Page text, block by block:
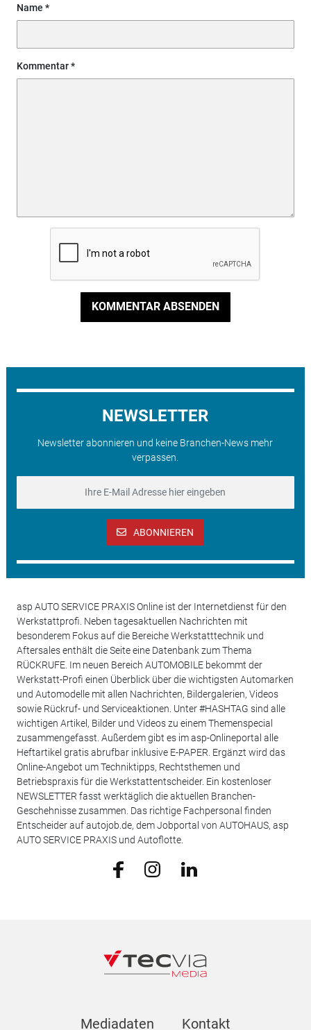
Name
Kommentar
KOMMENTAR ABSENDEN
NEWSLETTER
Newsletter abonnieren und keine Branchen-News mehr
verpassen.
ABONNIEREN
asp AUTO SERVICE PRAXIS Online ist der Internetdienst für den
Werkstattprofi. Neben tagesaktuellen Nachrichten mit
besonderem Fokus auf die Bereiche Werkstatttechnik und
Aftersales enthält die Seite eine Datenbank zum Thema
RÜCKRUFE. Im neuen Bereich AUTOMOBILE bekommt der
Werkstatt-Profi einen Überblick über die wichtigsten Automarken
und Automodelle mit allen Nachrichten, Bildergalerien, Videos
sowie Rückruf- und Serviceaktionen. Unter #HASHTAG sind alle
wichtigen Artikel, Bilder und Videos zu einem Themenspecial
zusammengefasst. Außerdem gibt es im asp-Onlineportal alle
Heftartikel gratis abrufbar inklusive E-PAPER. Ergänzt wird das
Online-Angebot um Techniktipps, Rechtsthemen und
Betriebspraxis für die Werkstattentscheider. Ein kostenloser
NEWSLETTER fasst werktäglich die aktuellen Branchen-
Geschehnisse zusammen. Das richtige Fachpersonal finden
Entscheider auf autojob.de, dem Jobportal von AUTOHAUS, asp
AUTO SERVICE PRAXIS und Autoflotte.
Mediadaten Kontakt